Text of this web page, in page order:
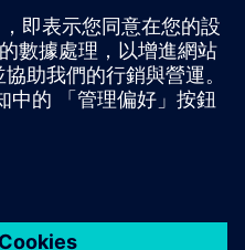
Play